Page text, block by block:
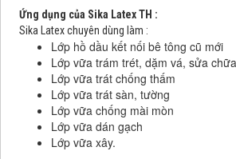
Ứng dụng của Sika Latex TH :
Sika Latex chuyên dùng làm :
Lớp hồ dầu kết nối bê tông cũ mới
Lớp vữa trám trét, dặm vá, sửa
Lớp vữa trát chống thấm
Lớp vữa trát sàn, tường
Lớp vữa chống mài mòn
Lớp vữa dán gạch
Lớp vữa xây.